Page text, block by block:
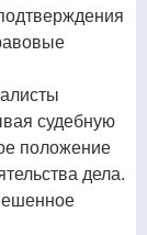
судебную
положение
дела.